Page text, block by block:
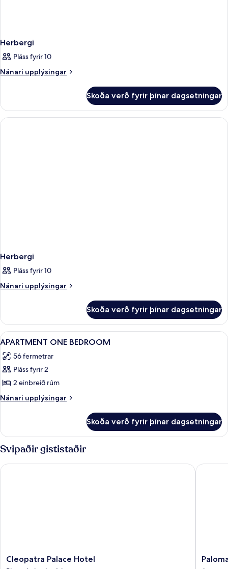
Herbergi
Pláss fyrir 10
Nánari upplýsingar
Nánari
Skoða verð fyrir þínar dagsetningar
Herbergi
Pláss fyrir 10
Nánari upplýsingar
Nánari
Skoða verð fyrir þínar dagsetningar
Skoða
allar
myndir
fyrir
APARTMENT
ONE
Ofnæmisprófaður sængurfatnaður,
6
APARTMENT ONE BEDROOM
56 fermetrar
Pláss fyrir 2
2 einbreið rúm
Nánari upplýsingar
Nánari
ONE
BEDROOM
Skoða verð fyrir þínar dagsetningar
Svipaðir gististaðir
Cleopatra
Palace
Cleopatra Palace Hotel
Cleopatra Palace Hotel
Paloma
Beach
Paloma